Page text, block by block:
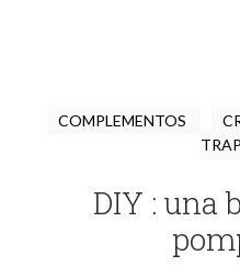
COMPLEMENTOS
DIY : una